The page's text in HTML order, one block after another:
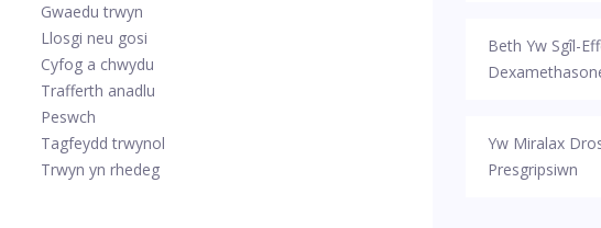
Gwaedu trwyn
Llosgi neu gosi
Cyfog a chwydu
Trafferth anadlu
Peswch
Tagfeydd trwynol
Trwyn yn rhedeg
Beth Yw Sgîl-
Yw Miralax
Presgripsiwn